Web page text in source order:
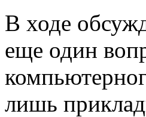
В ходе
еще один
лишь